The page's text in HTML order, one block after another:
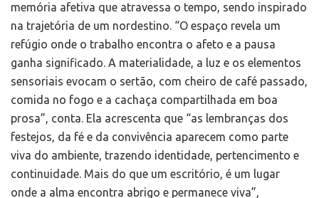
memória afetiva que atravessa o tempo, sendo inspirado
na trajetória de um nordestino. “O espaço revela um
refúgio onde o trabalho encontra o afeto e a pausa
ganha significado. A materialidade, a luz e os elementos
sensoriais evocam o sertão, com cheiro de café passado,
comida no fogo e a cachaça compartilhada em boa
prosa”, conta. Ela acrescenta que “as lembranças dos
festejos, da fé e da convivência aparecem como parte
viva do ambiente, trazendo identidade, pertencimento e
continuidade. Mais do que um escritório, é um lugar
onde a alma encontra abrigo e permanece viva”,